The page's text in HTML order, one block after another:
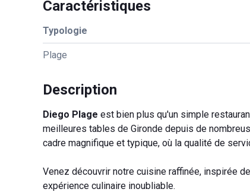
Caractéristiques
Typologie
Plage
Description
Diego Plage est bien plus qu'un simple
meilleures tables de Gironde depuis de
cadre magnifique et typique, où la qualité de
Venez découvrir notre cuisine raffinée, inspirée
expérience culinaire inoubliable.